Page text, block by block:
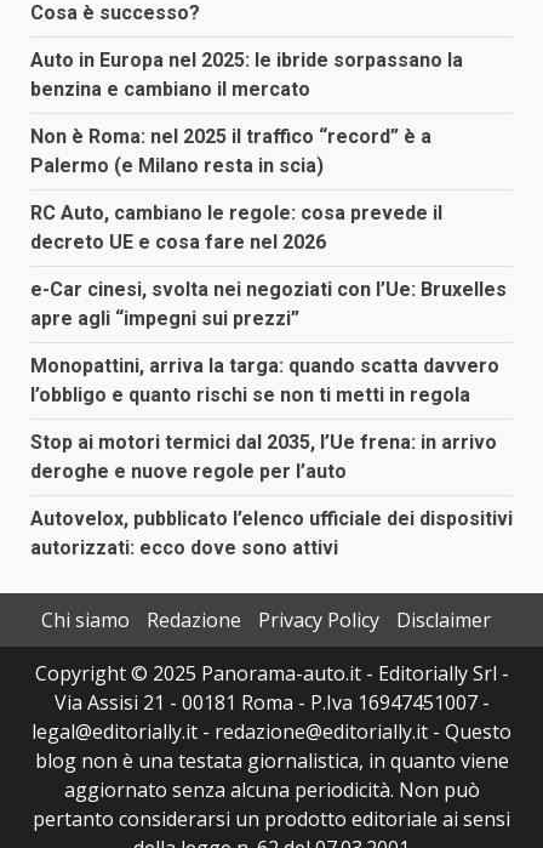
Cosa è successo?
Auto in Europa nel 2025: le ibride sorpassano la
benzina e cambiano il mercato
Non è Roma: nel 2025 il traffico “record” è a
Palermo (e Milano resta in scia)
RC Auto, cambiano le regole: cosa prevede il
decreto UE e cosa fare nel 2026
e-Car cinesi, svolta nei negoziati con l’Ue: Bruxelles
apre agli “impegni sui prezzi”
Monopattini, arriva la targa: quando scatta davvero
l’obbligo e quanto rischi se non ti metti in regola
Stop ai motori termici dal 2035, l’Ue frena: in arrivo
deroghe e nuove regole per l’auto
Autovelox, pubblicato l’elenco ufficiale dei dispositivi
autorizzati: ecco dove sono attivi
Chi siamo Redazione Privacy Policy
Disclaimer
Copyright © 2025 Panorama-auto.it - Editorially Srl -
Via Assisi 21 - 00181 Roma - P.Iva 16947451007 -
legal@editorially.it - redazione@editorially.it - Questo
blog non è una testata giornalistica, in quanto viene
aggiornato senza alcuna periodicità. Non può
pertanto considerarsi un prodotto editoriale ai sensi